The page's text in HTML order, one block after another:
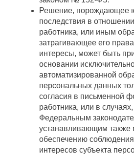
Решение, порождающее
последствия в
работника, или иным
затрагивающее его
интересы, может быть
основании
автоматизированной
персональных данных
согласия в письменной
работника, или в
Федеральным
устанавливающим также
обеспечению
интересов субъекта